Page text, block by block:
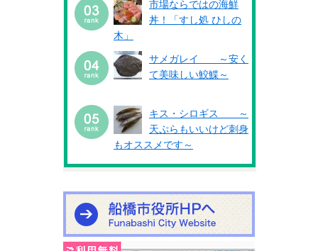
市場ならではの海鮮
丼！「すし処 ひしの
木」
サメガレイ ～安く
て美味しい鮫鰈～
キス・シロギス ～
天ぷらもいいけど刺身
もオススメです～